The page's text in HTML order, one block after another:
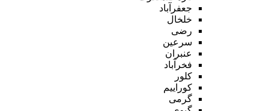
جعفرآباد
خلخال
رضی
سرعین
عنبران
فخرآباد
کلور
کوراییم
گرمی